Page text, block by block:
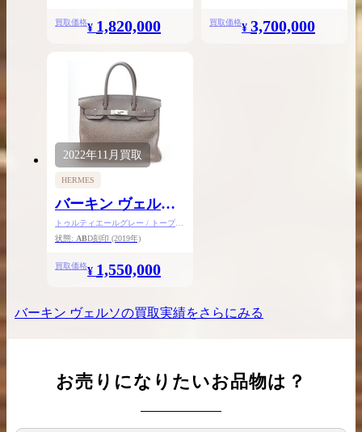
買取価格¥ 1,820,000 買取価格¥ 3,700,000
2022年11月 買取
HERMES
バーキン ヴェルソ
30
トゥルティエールグレー / トープ /
トリヨンクレマンス / シルバー金具
状態: ABD刻印 (2019年)
買取価格¥ 1,550,000
バーキン ヴェルソの買取実績をさらにみる
お売りになりたいお品物は？